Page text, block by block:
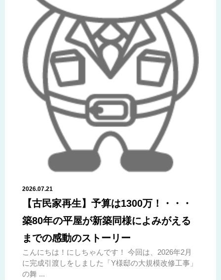
2026.07.21
【古民家再生】予算は1300万！・・・
築80年の平屋が新築同様によみがえる
までの感動のストーリー
こんにちは！にしちゃんです！ 今回は、2026年2月
に完成引渡しをしました「Y様邸の大規模改修工事」
の舞 ...